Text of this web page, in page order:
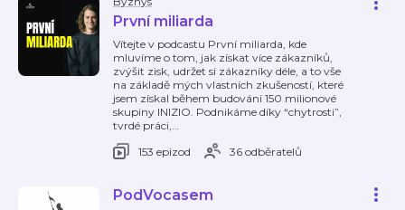
První miliarda
Vítejte v podcastu První miliarda, kde
mluvíme o tom, jak získat více zákazníků,
zvýšit zisk, udržet si zákazníky déle, a to vše
na základě mých vlastních zkušeností, které
jsem získal během budování 150 milionové
skupiny INIZIO. Podnikáme díky “chytrosti”,
tvrdé práci,…
153 epizod
36 odběratelů
PodVocasem